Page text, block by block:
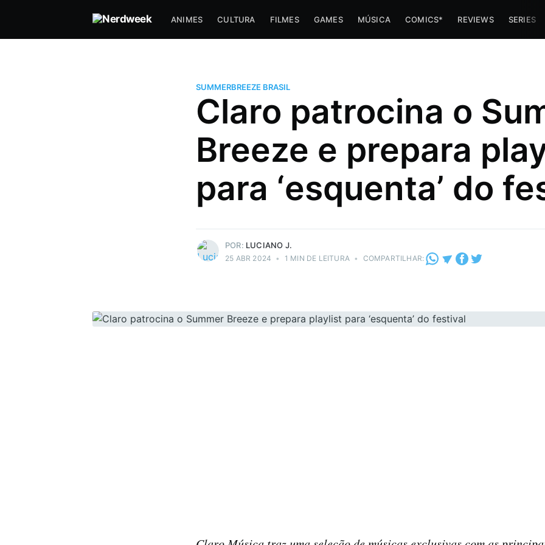
ANIMES CULTURA FILMES GAMES MÚSICA COMICS* REVIEWS SERIES
SUMMERBREEZE BRASIL
Claro patrocina o
Breeze e prepara
para ‘esquenta’ do
Gosta de uns joguinho e filme de navinha
POR: LUCIANO J.
25 ABR 2024 • 1 MIN DE LEITURA • COMPARTILHAR: